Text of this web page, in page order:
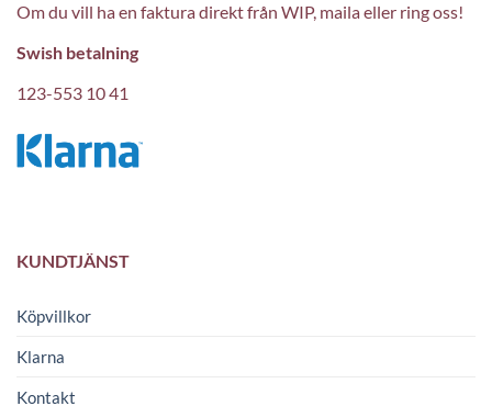
Om du vill ha en faktura direkt från WIP, maila eller ring oss!
Swish betalning
123-553 10 41
KUNDTJÄNST
Köpvillkor
Klarna
Kontakt